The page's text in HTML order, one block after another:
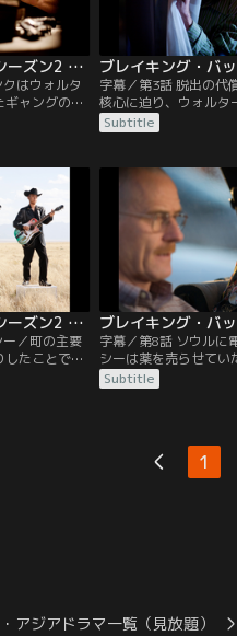
ブレイキング・バッド シーズン2 第02話／字幕
はウォルタ
ャングの殺
っていた。
割り出し追
叔父の家で連
然ハンクが
ターとジェ
を脱出し
字幕／第3話 脱出の代
核心に迫り、ウォルタ
ら病気を理由に精神の
な振る舞いを行うのだ
に逮捕されたジェシー
を隠しアリバイの偽装
Subtitle
ブレイキング・バッド シーズン2 第07話／字幕
／町の主要
たことでジ
。ジェシー
かれる存在
字幕／第8話 ソウルに
シーは薬を売らせてい
捕の弁護にソウル・グ
ウルはしたたかな怪し
とを恐れたウォルター
を誘拐する。ソウルは
薬密売には実は素人
Subtitle
1
アジアドラマ一覧（見放題）